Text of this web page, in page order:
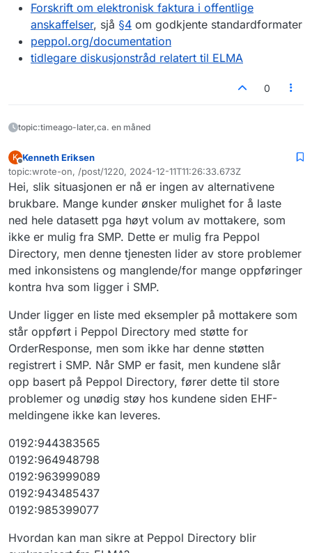
},
{
"scheme"
"value"
:
}
"name"
}
],
"countryCode"
"NO"
"websites"
"www.digdir.no"
],
"regDate": "2019-03-29"
}
]
]
}
Forskrift om elektronisk faktura i offentlige
anskaffelser, sjå §4 om godkjente standardformater
peppol.org/documentation
tidlegare diskusjonstråd relatert til ELMA
0
topic:timeago-later,ca. en måned
K
Frakoblet
Kenneth Eriksen
topic:wrote-on, /post/1220, 2024-12-11T11:26:33.673Z
Sist endret av
Hei, slik situasjonen er nå er ingen av alternativene
brukbare. Mange kunder ønsker mulighet for å laste
ned hele datasett pga høyt volum av mottakere, som
ikke er mulig fra SMP. Dette er mulig fra Peppol
Directory, men denne tjenesten lider av store problemer
med inkonsistens og manglende/for mange oppføringer
kontra hva som ligger i SMP.
Under ligger en liste med eksempler på mottakere som
står oppført i Peppol Directory med støtte for
OrderResponse, men som ikke har denne støtten
registrert i SMP. Når SMP er fasit, men kundene slår
opp basert på Peppol Directory, fører dette til store
problemer og unødig støy hos kundene siden EHF-
meldingene ikke kan leveres.
0192:944383565
0192:964948798
0192:963999089
0192:943485437
0192:985399077
Hvordan kan man sikre at Peppol Directory blir